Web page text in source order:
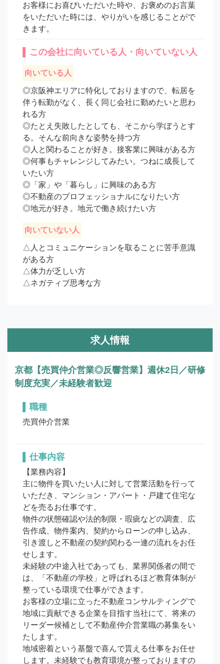
お客様にお喜びいただいた時や、お褒めのお言葉
をいただいた時には、やりがいを感じることがで
きます。
この会社に向いている人・向いていない人
向いている人
◎京阪神エリアに特化しておりますので、転居を
伴う転勤がなく、長く同じ会社に勤めたいと思わ
れる方
◎たとえ失敗したとしても、そこから学ぼうとす
る。そんな前向きな姿勢を持つ方
◎人と関わることが好き。接客業に興味がある方
◎何事もチャレンジしてみたい。つねに成長して
いたい方
◎「家」や「暮らし」に興味のある方
◎不動産のプロフェッショナルになりたい方
◎地元が好き。地元で働き続けたい方
向いていない人
△人とコミュニケーションを取ることに苦手意識
がある方
△体力が乏しい方
△ネガティブ思考な方
求人情報
京都【売買仲介営業◎反響営業】週休2日／研修
制度充実／未経験者歓迎
職種
売買仲介営業
仕事内容
【業務内容】
主に物件を買いたい人に対して営業活動を行って
いただき、マンション・アパート・戸建て住宅な
どを売るお仕事です。
物件の状態確認や法的制限・瑕疵などの調査、広
告作成、物件案内、契約からローンの申し込み、
引き渡しと不動産の契約関わる一連の流れをお任
せします。
未経験の中途入社であっても、業界関係者の間で
は、「不動産の学校」と呼ばれるほど教育体制が
整っている環境で仕事ができます。
お客様の立場に立った不動産コンサルティングで
地域に貢献できる企業を目指す当社にて、将来の
リーダー候補として不動産仲介営業職の募集をい
たします。
地域密着という基盤で喜んで貰える仕事をお任せ
します。未経験でも教育環境が整っておりますの